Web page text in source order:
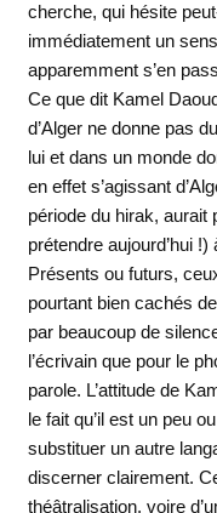
cherche, qui hésite
immédiatement un
apparemment s’en
Ce que dit Kamel
d’Alger ne donne pas
lui et dans un monde
en effet s’agissant
période du hirak, aurait
prétendre aujourd’hui
Présents ou futurs,
pourtant bien cachés
par beaucoup de
l’écrivain que pour le
parole. L’attitude de
le fait qu’il est un peu
substituer un autre
discerner clairement.
théâtralisation, voire